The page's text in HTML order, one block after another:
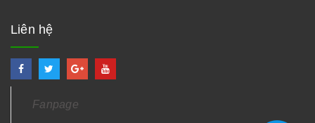
Liên hệ
Fanpage